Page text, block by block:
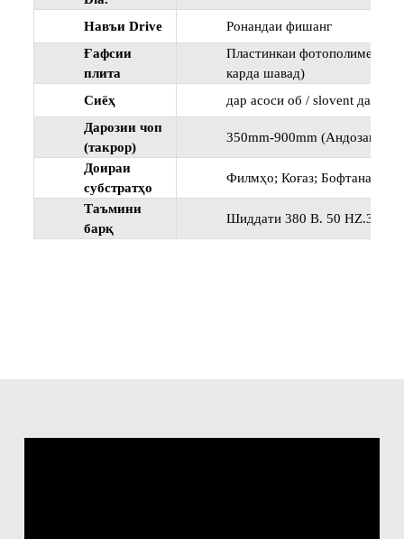
Навъи Drive
Ронандаи фишанг
Ғафсии
плита
Пластинкаи фотополимерӣ
карда шавад)
Сиёҳ
дар асоси об / slovent дар
Дарозии чоп
(такрор)
350mm-900mm (Андозаи
Доираи
субстратҳо
Филмҳо; Коғаз;
Таъмини
барқ
Шиддати 380 В. 50 HZ.3PH ё